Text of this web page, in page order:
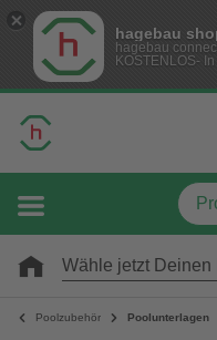
hagebau
hagebau
KOSTENLOS-
Wähle jetzt Deinen
Poolzubehör Poolunterlagen